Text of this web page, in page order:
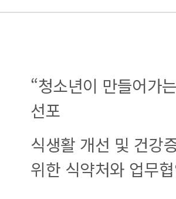
“청소년이 만들어가
선포
식생활 개선 및 건강
위한 식약처와 업무